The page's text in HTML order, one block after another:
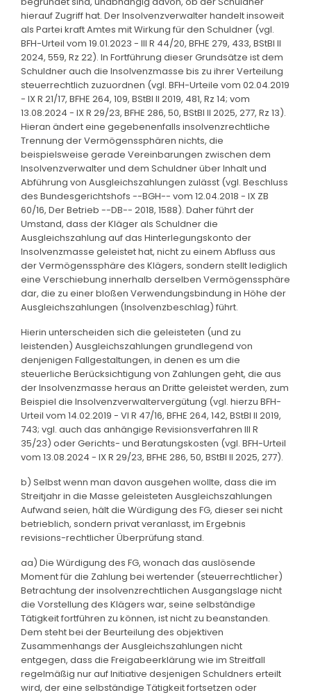
hierauf Zugriff hat. Der Insolvenzverwalter handelt insoweit
als Partei kraft Amtes mit Wirkung für den Schuldner (vgl.
BFH-Urteil vom 19.01.2023 - III R 44/20, BFHE 279, 433, BStBl II
2024, 559, Rz 22). In Fortführung dieser Grundsätze ist dem
Schuldner auch die Insolvenzmasse bis zu ihrer Verteilung
steuerrechtlich zuzuordnen (vgl. BFH-Urteile vom 02.04.2019
- IX R 21/17, BFHE 264, 109, BStBl II 2019, 481, Rz 14; vom
13.08.2024 - IX R 29/23, BFHE 286, 50, BStBl II 2025, 277, Rz 13).
Hieran ändert eine gegebenenfalls insolvenzrechtliche
Trennung der Vermögenssphären nichts, die
beispielsweise gerade Vereinbarungen zwischen dem
Insolvenzverwalter und dem Schuldner über Inhalt und
Abführung von Ausgleichszahlungen zulässt (vgl. Beschluss
des Bundesgerichtshofs --BGH-- vom 12.04.2018 - IX ZB
60/16, Der Betrieb --DB-- 2018, 1588). Daher führt der
Umstand, dass der Kläger als Schuldner die
Ausgleichszahlung auf das Hinterlegungskonto der
Insolvenzmasse geleistet hat, nicht zu einem Abfluss aus
der Vermögenssphäre des Klägers, sondern stellt lediglich
eine Verschiebung innerhalb derselben Vermögenssphäre
dar, die zu einer bloßen Verwendungsbindung in Höhe der
Ausgleichszahlungen (Insolvenzbeschlag) führt.
Hierin unterscheiden sich die geleisteten (und zu
leistenden) Ausgleichszahlungen grundlegend von
denjenigen Fallgestaltungen, in denen es um die
steuerliche Berücksichtigung von Zahlungen geht, die aus
der Insolvenzmasse heraus an Dritte geleistet werden, zum
Beispiel die Insolvenzverwaltervergütung (vgl. hierzu BFH-
Urteil vom 14.02.2019 - VI R 47/16, BFHE 264, 142, BStBl II 2019,
743; vgl. auch das anhängige Revisionsverfahren III R
35/23) oder Gerichts- und Beratungskosten (vgl. BFH-Urteil
vom 13.08.2024 - IX R 29/23, BFHE 286, 50, BStBl II 2025, 277).
b) Selbst wenn man davon ausgehen wollte, dass die im
Streitjahr in die Masse geleisteten Ausgleichszahlungen
Aufwand seien, hält die Würdigung des FG, dieser sei nicht
betrieblich, sondern privat veranlasst, im Ergebnis
revisions-rechtlicher Überprüfung stand.
aa) Die Würdigung des FG, wonach das auslösende
Moment für die Zahlung bei wertender (steuerrechtlicher)
Betrachtung der insolvenzrechtlichen Ausgangslage nicht
die Vorstellung des Klägers war, seine selbständige
Tätigkeit fortführen zu können, ist nicht zu beanstanden.
Dem steht bei der Beurteilung des objektiven
Zusammenhangs der Ausgleichszahlungen nicht
entgegen, dass die Freigabeerklärung wie im Streitfall
regelmäßig nur auf Initiative desjenigen Schuldners erteilt
wird, der eine selbständige Tätigkeit fortsetzen oder